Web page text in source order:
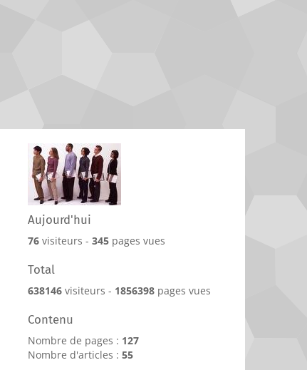
Aujourd'hui
76 visiteurs - 345 pages vues
Total
638146 visiteurs - 1856398 pages vues
Contenu
Nombre de pages : 127
Nombre d'articles : 55